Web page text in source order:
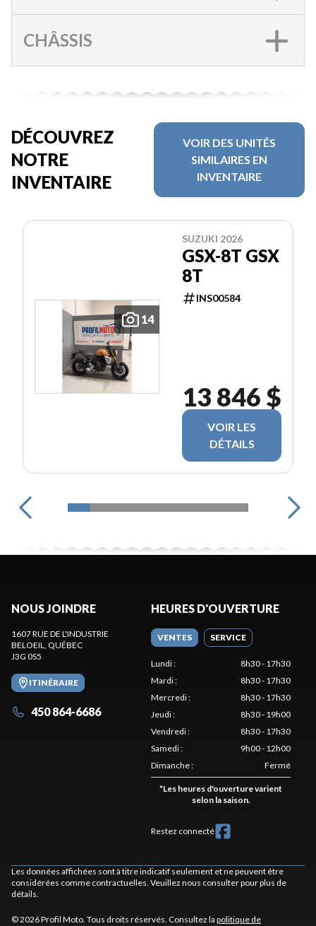
CHÂSSIS
DÉCOUVREZ
NOTRE
INVENTAIRE
VOIR DES UNITÉS
SIMILAIRES EN
INVENTAIRE
14
SUZUKI 2026
GSX-8T GSX
8T
INS00584
13 846 $
VOIR LES
DÉTAILS
NOUS JOINDRE
1607 RUE DE L'INDUSTRIE
BELOEIL
, QUÉBEC
J3G 0S5
ITINÉRAIRE
450 864-6686
HEURES D'OUVERTURE
VENTES SERVICE
Lundi:
8h30 - 17h30
Mardi:
8h30 - 17h30
Mercredi:
8h30 - 17h30
Jeudi:
8h30 - 19h00
Vendredi:
8h30 - 17h30
Samedi:
9h00 - 12h00
Dimanche: Fermé
*Les heures d'ouverture varient
selon la saison.
Restez connecté
Les données affichées sont à titre indicatif seulement et ne peuvent être
considérées comme contractuelles. Veuillez nous consulter pour plus de
détails.
© 2026 Profil Moto. Tous droits réservés. Consultez la politique de